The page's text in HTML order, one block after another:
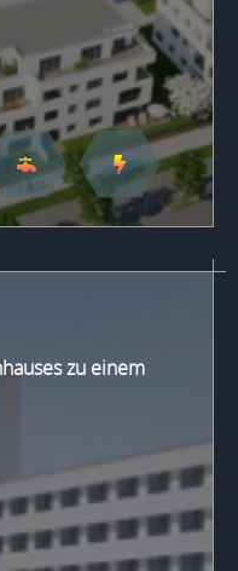
zu einem